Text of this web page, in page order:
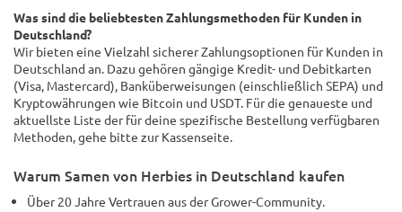
Was sind die beliebtesten Zahlungsmethoden für Kunden in
Deutschland?
Wir bieten eine Vielzahl sicherer Zahlungsoptionen für Kunden in
Deutschland an. Dazu gehören gängige Kredit- und Debitkarten
(Visa, Mastercard), Banküberweisungen (einschließlich SEPA) und
Kryptowährungen wie Bitcoin und USDT. Für die genaueste und
aktuellste Liste der für deine spezifische Bestellung verfügbaren
Methoden, gehe bitte zur Kassenseite.
Warum Samen von Herbies in Deutschland kaufen
Über 20 Jahre Vertrauen aus der Grower-Community.